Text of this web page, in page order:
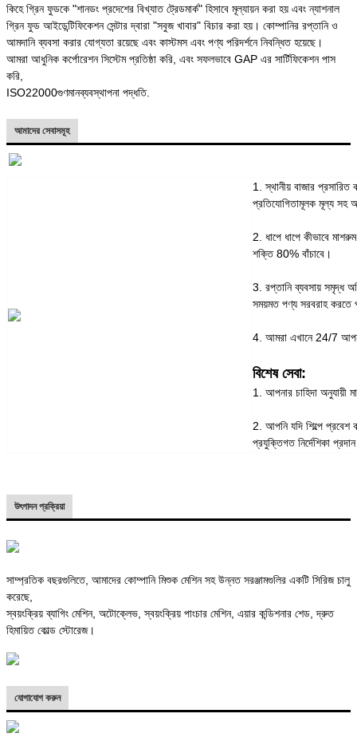
কিহে গ্রিন ফুডকে "শানডং প্রদেশের বিখ্যাত ট্রেডমার্ক" হিসাবে মূল্যায়ন করা হয় এবং ন্যাশনাল
গ্রিন ফুড আইডেন্টিফিকেশন সেন্টার দ্বারা "সবুজ খাবার" বিচার করা হয়। কোম্পানির রপ্তানি ও
আমদানি ব্যবসা করার যোগ্যতা রয়েছে এবং কাস্টমস এবং পণ্য পরিদর্শনে নিবন্ধিত হয়েছে।
আমরা আধুনিক কর্পোরেশন সিস্টেম প্রতিষ্ঠা করি, এবং সফলভাবে GAP এর সার্টিফিকেশন পাস
করি,
ISO22000গুণমানব্যবস্থাপনা পদ্ধতি.
আমাদের সেবাসমূহ
1. স্থানীয় বাজার
প্রতিযোগিতামূলক মূল্য সহ
2. ধাপে ধাপে কীভাবে
শক্তি 80% বাঁচাবে।
3. রপ্তানি ব্যবসায় সমৃদ্ধ
সময়মত পণ্য সরবরাহ করতে
4. আমরা এখানে 24/7
বিশেষ সেবা:
1. আপনার চাহিদা অনুযায়ী
2. আপনি যদি শিল্পে প্রবেশ
প্রযুক্তিগত নির্দেশিকা
উৎপাদন প্রক্রিয়া
সাম্প্রতিক বছরগুলিতে, আমাদের কোম্পানি মিশুক মেশিন সহ উন্নত সরঞ্জামগুলির একটি সিরিজ চালু
করেছে,
স্বয়ংক্রিয় ব্যাগিং মেশিন, অটোক্লেভ, স্বয়ংক্রিয় পাংচার মেশিন, এয়ার কন্ডিশনার শেড, দ্রুত
হিমায়িত কোল্ড স্টোরেজ।
যোগাযোগ করুন